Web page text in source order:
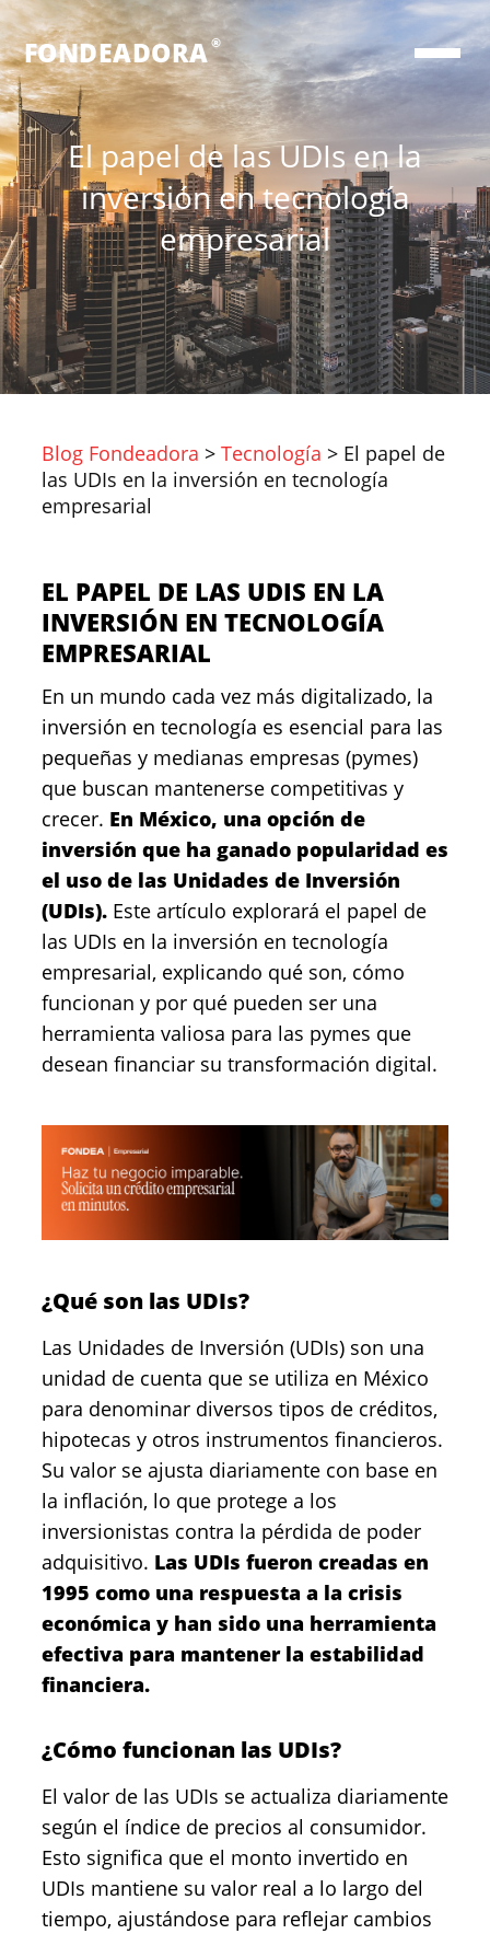
FONDEADORA®
El papel de las UDIs en la
inversión en tecnología
empresarial
Blog Fondeadora > Tecnología > El papel de
las UDIs en la inversión en tecnología
empresarial
EL PAPEL DE LAS UDIS EN LA
INVERSIÓN EN TECNOLOGÍA
EMPRESARIAL
En un mundo cada vez más digitalizado, la
inversión en tecnología es esencial para las
pequeñas y medianas empresas (pymes)
que buscan mantenerse competitivas y
crecer. En México, una opción de
inversión que ha ganado popularidad es
el uso de las Unidades de Inversión
(UDIs). Este artículo explorará el papel de
las UDIs en la inversión en tecnología
empresarial, explicando qué son, cómo
funcionan y por qué pueden ser una
herramienta valiosa para las pymes que
desean financiar su transformación digital.
¿Qué son las UDIs?
Las Unidades de Inversión (UDIs) son una
unidad de cuenta que se utiliza en México
para denominar diversos tipos de créditos,
hipotecas y otros instrumentos financieros.
Su valor se ajusta diariamente con base en
la inflación, lo que protege a los
inversionistas contra la pérdida de poder
adquisitivo. Las UDIs fueron creadas en
1995 como una respuesta a la crisis
económica y han sido una herramienta
efectiva para mantener la estabilidad
financiera.
¿Cómo funcionan las UDIs?
El valor de las UDIs se actualiza diariamente
según el índice de precios al consumidor.
Esto significa que el monto invertido en
UDIs mantiene su valor real a lo largo del
tiempo, ajustándose para reflejar cambios